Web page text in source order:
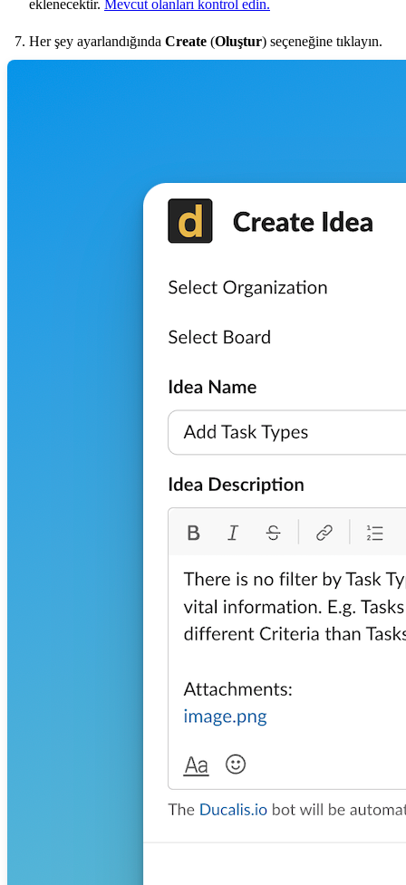
eklenecektir. Mevcut olanları kontrol edin.
Her şey ayarlandığında Create (Oluştur) seçeneğine tıklayın.